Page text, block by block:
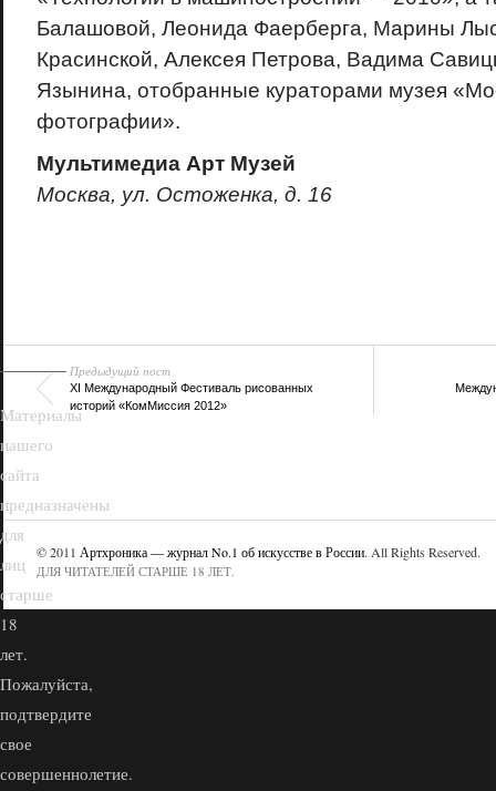
Балашовой, Леонида Фаерберга, Марины
Красинской, Алексея Петрова, Вадима
Язынина, отобранные кураторами музея
фотографии».
Мультимедиа Арт Музей
Москва, ул. Остоженка, д. 16
Предыдущий пост
XI Международный Фестиваль рисованных
историй «КомМиссия 2012»
© 2011 Артхроника — журнал No.1 об искусстве в России. All Rights Reserved.
ДЛЯ ЧИТАТЕЛЕЙ СТАРШЕ 18 ЛЕТ.
Материалы
нашего
сайта
предназначены
для
лиц
старше
18
лет.
Пожалуйста,
подтвердите
свое
совершеннолетие.